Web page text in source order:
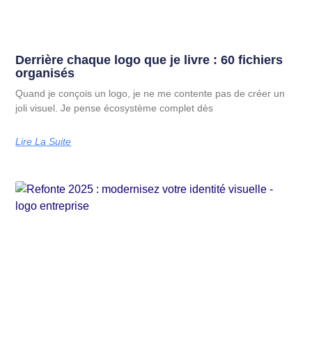
Derrière chaque logo que je livre : 60 fichiers
organisés
Quand je conçois un logo, je ne me contente pas de créer un
joli visuel. Je pense écosystème complet dès
Lire La Suite